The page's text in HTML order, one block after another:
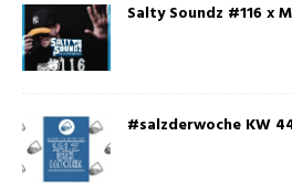
Salty Soundz #116 x
#salzderwoche KW